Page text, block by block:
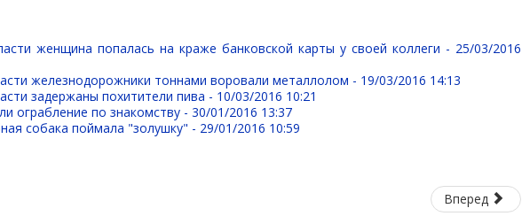
женщина попалась на краже банковской карты у своей коллеги - 25/03/2016
железнодорожники тоннами воровали металлолом - 19/03/2016 14:13
задержаны похитители пива - 10/03/2016 10:21
ограбление по знакомству -30/01/2016 13:37
собака поймала "золушку" - 29/01/2016 10:59
Вперед